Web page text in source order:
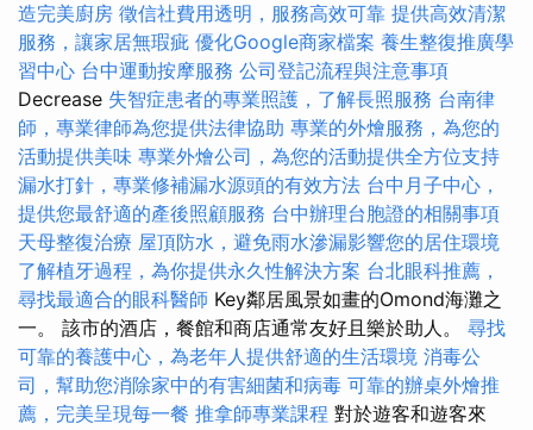
造完美廚房 徵信社費用透明，服務高效可靠 提供高效清潔
服務，讓家居無瑕疵 優化Google商家檔案 養生整復推廣學
習中心 台中運動按摩服務 公司登記流程與注意事項
Decrease 失智症患者的專業照護，了解長照服務 台南律
師，專業律師為您提供法律協助 專業的外燴服務，為您的
活動提供美味 專業外燴公司，為您的活動提供全方位支持
漏水打針，專業修補漏水源頭的有效方法 台中月子中心，
提供您最舒適的產後照顧服務 台中辦理台胞證的相關事項
天母整復治療 屋頂防水，避免雨水滲漏影響您的居住環境
了解植牙過程，為你提供永久性解決方案 台北眼科推薦，
尋找最適合的眼科醫師 Key鄰居風景如畫的Omond海灘之
一。 該市的酒店，餐館和商店通常友好且樂於助人。 尋找
可靠的養護中心，為老年人提供舒適的生活環境 消毒公
司，幫助您消除家中的有害細菌和病毒 可靠的辦桌外燴推
薦，完美呈現每一餐 推拿師專業課程 對於遊客和遊客來